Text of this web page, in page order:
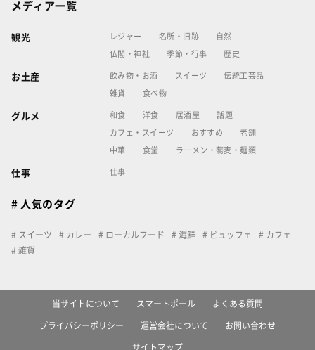
メディア一覧
観光 レジャー 名所・旧跡 自然
仏閣・神社 季節・行事 歴史
お土産 飲み物・お酒 スイーツ 伝統工芸品
雑貨 食べ物
グルメ 和食 洋食 居酒屋 話題
カフェ・スイーツ おすすめ 老舗
中華 食堂 ラーメン・蕎麦・麺類
仕事 仕事
# 人気のタグ
スイーツ カレー ローカルフード 海鮮 ビュッフェ
カフェ
雑貨
当サイトについて スマートポール よくある質問
プライバシーポリシー 運営会社について お問い合わせ
サイトマップ